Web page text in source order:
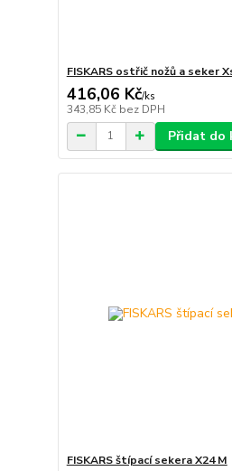
FISKARS ostřič nožů a seker
416,06 Kč/ks
343,85 Kč bez DPH
Přidat do
FISKARS štípací sekera X24 M